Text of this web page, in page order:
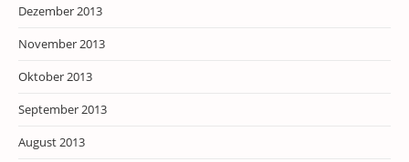
Dezember 2013
November 2013
Oktober 2013
September 2013
August 2013